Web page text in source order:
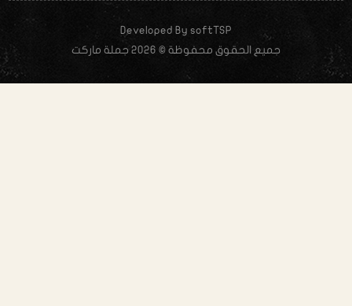
Developed By softTSP
جميع الحقوق محفوظة © 2026 جملة ماركت